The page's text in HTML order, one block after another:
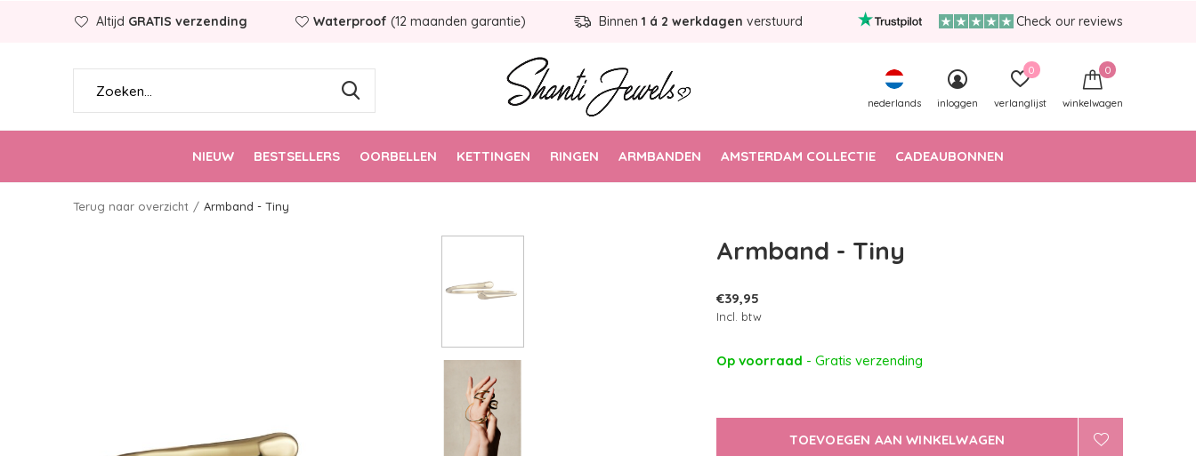
NIEUW BESTSELLERS OORBELLEN KETTINGEN RINGEN ARMBANDEN AMSTERDAM COLLECTIE CADEAUBONNEN
nederlands inloggen verlanglijst
0
winkelwagen
0
Altijd GRATIS verzending Waterproof (12 maanden garantie) Binnen 1 á 2 werkdagen verstuurd Check our reviews
Terug naar overzicht Armband - Tiny
Armband - Tiny
€39,95
Incl. btw
Op voorraad - Gratis verzending
TOEVOEGEN AAN WINKELWAGEN